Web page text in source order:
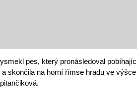
pes, který pronásledoval
skončila na horní římse hradu ve